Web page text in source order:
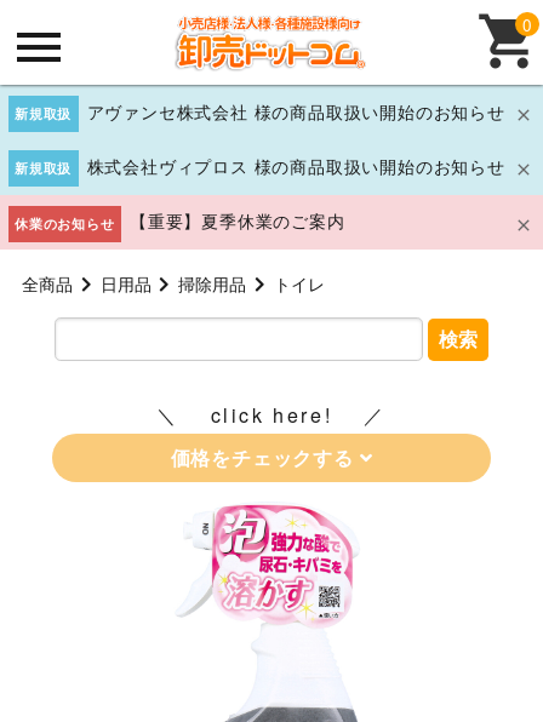
新規取扱 アヴァンセ株式会社 様の商品取扱い開始のお知らせ
新規取扱 株式会社ヴィプロス 様の商品取扱い開始のお知らせ
休業のお知らせ 【重要】夏季休業のご案内
0
全商品 日用品 掃除用品 トイレ
検索
click here!
価格をチェックする